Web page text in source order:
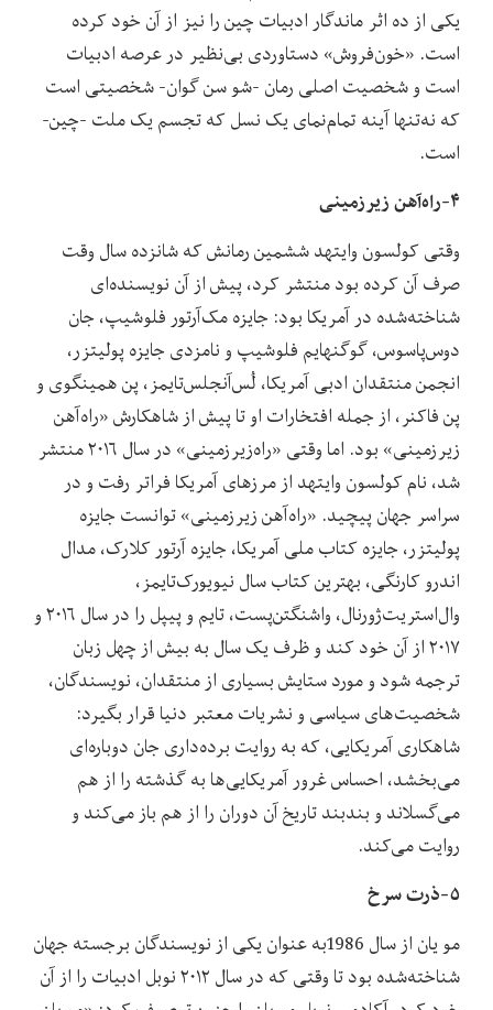
یکی از ده اثر ماندگار ادبیات چین را نیز از آن خود کرده
است. «خون‌فروش» دستاوردی بی‌نظیر در عرصه ادبیات
است و شخصیت اصلی رمان -شو سن گوان- شخصیتی است
که نه‌تنها آینه تمام‌نمای یک نسل که تجسم یک ملت -چین-
است.
۴-راه‌آهن زیرزمینی
وقتی کولسون وایتهد ششمین رمانش که شانزده سال وقت
صرف آن کرده بود منتشر کرد، پیش از آن نویسنده‌ای
شناخته‌شده در آمریکا بود: جایزه مک‌آرتور فلوشیپ، جان
دوس‌پاسوس، گوگنهایم فلوشیپ و نامزدی جایزه پولیتزر،
انجمن منتقدان ادبی آمریکا، لُس‌آنجلس‌تایمز، پن همینگوی و
پن فاکنر، از جمله افتخارات او تا پیش از شاهکارش «راه‌آهن
زیرزمینی» بود. اما وقتی «راه‌زیرزمینی» در سال ۲۰۱۶ منتشر
شد، نام کولسون وایتهد از مرزهای آمریکا فراتر رفت و در
سراسر جهان پیچید. «راه‌آهن زیرزمینی» توانست جایزه
پولیتزر، جایزه کتاب ملی آمریکا، جایزه آرتور کلارک، مدال
اندرو کارنگی، بهترین کتاب سال نیویورک‌تایمز،
وال‌استریت‌ژورنال، واشنگتن‌پست، تایم و پیپل را در سال ۲۰۱۶ و
۲۰۱۷ از آن خود کند و ظرف یک سال به بیش از چهل زبان
ترجمه شود و مورد ستایش بسیاری از منتقدان، نویسندگان،
شخصیت‌های سیاسی و نشریات معتبر دنیا قرار بگیرد:
شاهکاری آمریکایی، که به روایت برده‌داری جان دوباره‌ای
می‌بخشد، احساس غرور آمریکایی‌ها به گذشته را از هم
می‌گسلاند و بندبند تاریخ آن دوران را از هم باز می‌کند و
روایت می‌کند.
۵-ذرت سرخ
مو یان از سال 1986به عنوان یکی از نویسندگان برجسته جهان
شناخته‌شده بود تا وقتی که در سال ۲۰۱۲ نوبل ادبیات را از آن